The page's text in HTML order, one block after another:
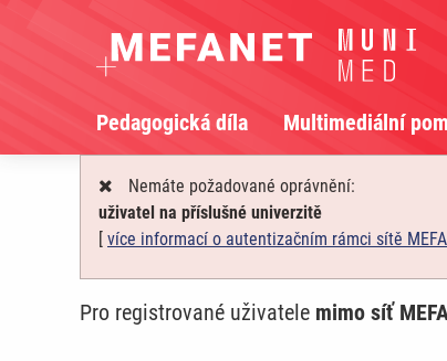
Pedagogická díla Multimediální
Nemáte požadované oprávnění:
uživatel na příslušné univerzitě
[ více informací o autentizačním rámci sítě
Pro registrované uživatele mimo síť